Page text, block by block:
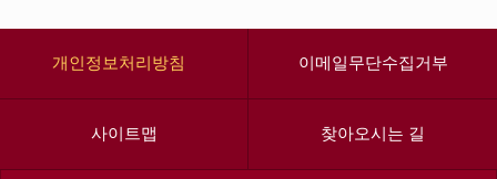
개인정보처리방침 이메일무단수집거부
사이트맵 찾아오시는 길